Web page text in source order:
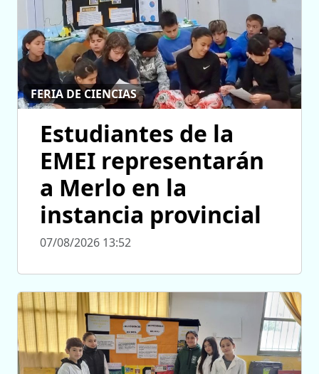
FERIA DE CIENCIAS
Estudiantes de la
EMEI representarán
a Merlo en la
instancia provincial
07/08/2026 13:52